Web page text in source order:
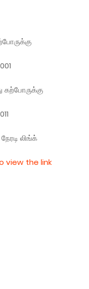
கற்போருக்கு
லிங்க்
view the link